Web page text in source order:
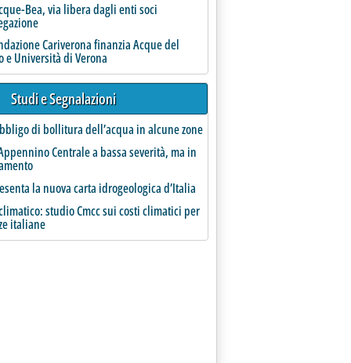
Fund dev'essere vincolato a risultati '
Bea, via libera dagli enti soci
Cariverona finanzia Acque del
e Università di Verona
Studi e Segnalazioni
di bollitura dell’acqua in alcune zone
Centrale a bassa severità, ma in
la nuova carta idrogeologica d’Italia
studio Cmcc sui costi climatici per
italiane